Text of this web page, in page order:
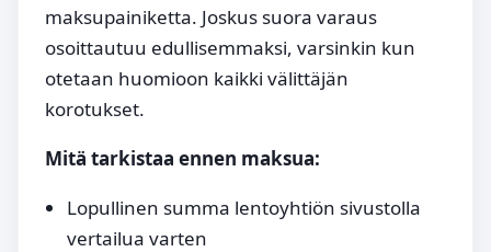
maksupainiketta. Joskus suora varaus
osoittautuu edullisemmaksi, varsinkin kun
otetaan huomioon kaikki välittäjän
korotukset.
Mitä tarkistaa ennen maksua:
Lopullinen summa lentoyhtiön sivustolla
vertailua varten